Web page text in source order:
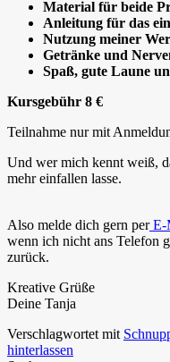
Material für beide
Anleitung für das
Nutzung meiner
Getränke und
Spaß, gute Laune
Kursgebühr 8 €
Teilnahme nur mit
Und wer mich kennt weiß,
mehr einfallen lasse.
Also melde dich gern perE-
wenn ich nicht ans Telefon
zurück.
Kreative Grüße
Deine Tanja
Verschlagwortet mit
hinterlassen